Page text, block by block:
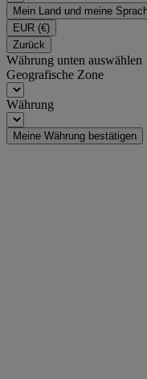
Mein Land und meine
EUR (€)
Zurück
Währung unten auswählen
Geografische Zone
Währung
Meine Währung bestätigen